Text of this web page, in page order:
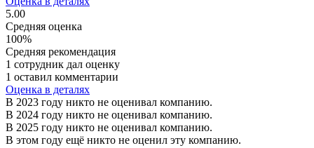
5.00
Средняя оценка
100%
Средняя рекомендация
1 сотрудник дал оценку
1 оставил комментарии
Оценка в деталях
В 2023 году никто не оценивал компанию.
В 2024 году никто не оценивал компанию.
В 2025 году никто не оценивал компанию.
В этом году ещё никто не оценил эту компанию.